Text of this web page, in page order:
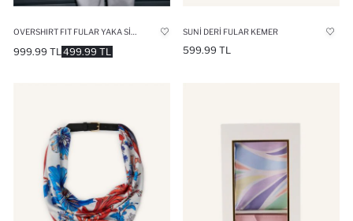
499.99 TL
999.99 TL
SUNI DERI FULAR KEMER
599.99 TL